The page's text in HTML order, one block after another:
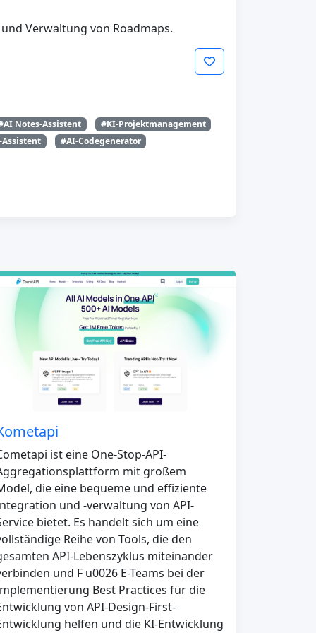
Verwaltung von Roadmaps.
Notes-Assistent
#KI-Projektmanagement
Assistent
#AI-Codegenerator
ist eine One-Stop-API-
mit großem
die eine bequeme und effiziente
und -verwaltung von API-
bietet. Es handelt sich um eine
Reihe von Tools, die den
API-Lebenszyklus miteinander
und F u0026 E-Teams bei der
Best Practices für die
von API-Design-First-
helfen und die KI-Entwicklung